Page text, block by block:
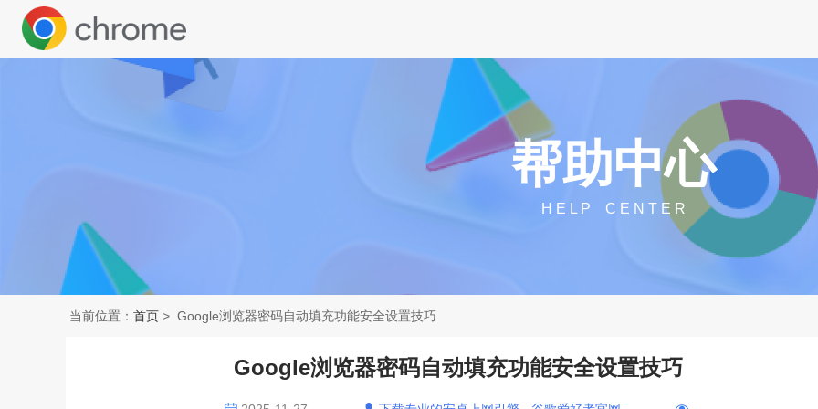
帮助中心
H E L P C E N T E R
当前位置： 首页 > Google浏览器密码自动填充功能安全设置技巧
Google浏览器密码自动填充功能安全设置技巧